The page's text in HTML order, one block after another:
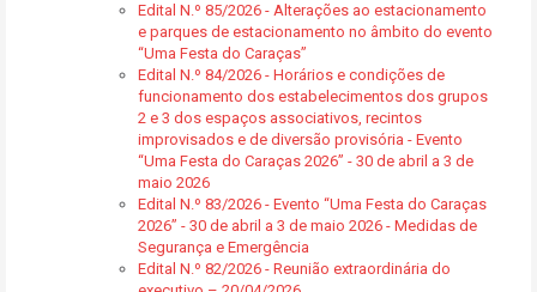
Edital N.º 85/2026 - Alterações ao estacionamento
e parques de estacionamento no âmbito do evento
“Uma Festa do Caraças”
Edital N.º 84/2026 - Horários e condições de
funcionamento dos estabelecimentos dos grupos
2 e 3 dos espaços associativos, recintos
improvisados e de diversão provisória - Evento
“Uma Festa do Caraças 2026” - 30 de abril a 3 de
maio 2026
Edital N.º 83/2026 - Evento “Uma Festa do Caraças
2026” - 30 de abril a 3 de maio 2026 - Medidas de
Segurança e Emergência
Edital N.º 82/2026 - Reunião extraordinária do